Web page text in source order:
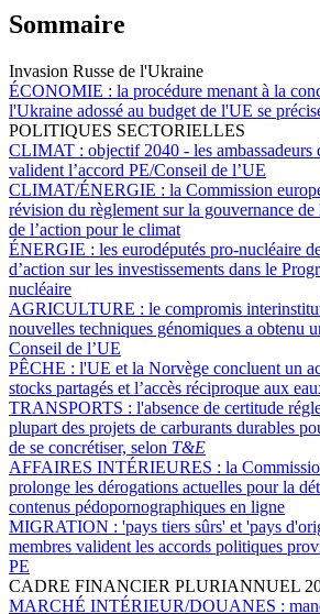
Sommaire
Invasion Russe de l'Ukraine
ÉCONOMIE : la procédure menant à la
l'Ukraine adossé au budget de l'UE se
POLITIQUES SECTORIELLES
CLIMAT : objectif 2040 - les ambassadeurs
valident l’accord PE/Conseil de l’UE
CLIMAT/ÉNERGIE : la Commission
révision du règlement sur la gouvernance de
de l’action pour le climat
ÉNERGIE : les eurodéputés pro-nucléaire
d’action sur les investissements dans le
nucléaire
AGRICULTURE : le compromis
nouvelles techniques génomiques a obtenu
Conseil de l’UE
PÊCHE : l'UE et la Norvège concluent un
stocks partagés et l’accès réciproque aux
TRANSPORTS : l'absence de certitude
plupart des projets de carburants durables
de se concrétiser, selon T&E
AFFAIRES INTÉRIEURES : la
prolonge les dérogations actuelles pour la
contenus pédopornographiques en ligne
MIGRATION : 'pays tiers sûrs' et 'pays
membres valident les accords politiques
PE
CADRE FINANCIER PLURIANNUEL
MARCHÉ INTÉRIEUR/DOUANES :